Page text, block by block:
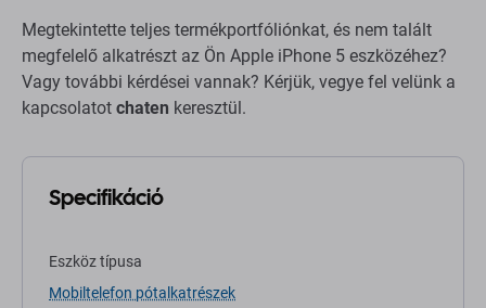
Megtekintette teljes termékportfóliónkat, és nem talált
megfelelő alkatrészt az Ön Apple iPhone 5 eszközéhez?
Vagy további kérdései vannak? Kérjük, vegye fel velünk a
kapcsolatot chaten keresztül.
Specifikáció
Eszköz típusa
Mobiltelefon pótalkatrészek